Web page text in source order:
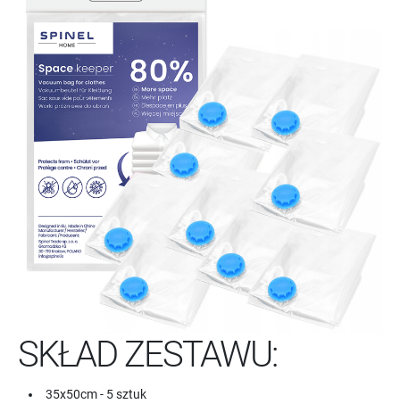
SKŁAD ZESTAWU:
35x50cm - 5 sztuk